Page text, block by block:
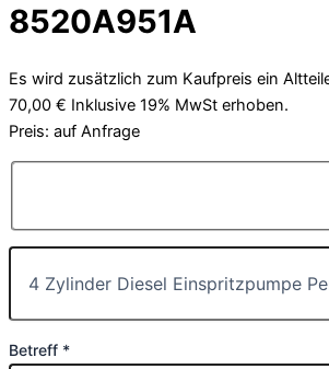
8520A951A
Es wird zusätzlich zum Kaufpreis ein
70,00 € Inklusive 19% MwSt erhoben.
Preis: auf Anfrage
Betreff *